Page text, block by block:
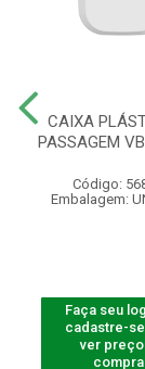
CAIXA
PASSAGEM
Código:
Embalagem:
Faça seu
cadastre-
ver